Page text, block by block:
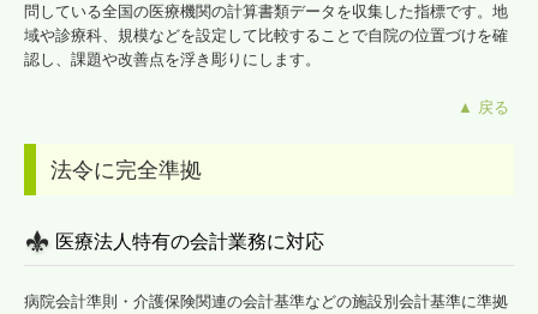
問している全国の医療機関の計算書類データを収集した指標です。地
域や診療科、規模などを設定して比較することで自院の位置づけを確
認し、課題や改善点を浮き彫りにします。
▲ 戻る
法令に完全準拠
医療法人特有の会計業務に対応
病院会計準則・介護保険関連の会計基準などの施設別会計基準に準拠